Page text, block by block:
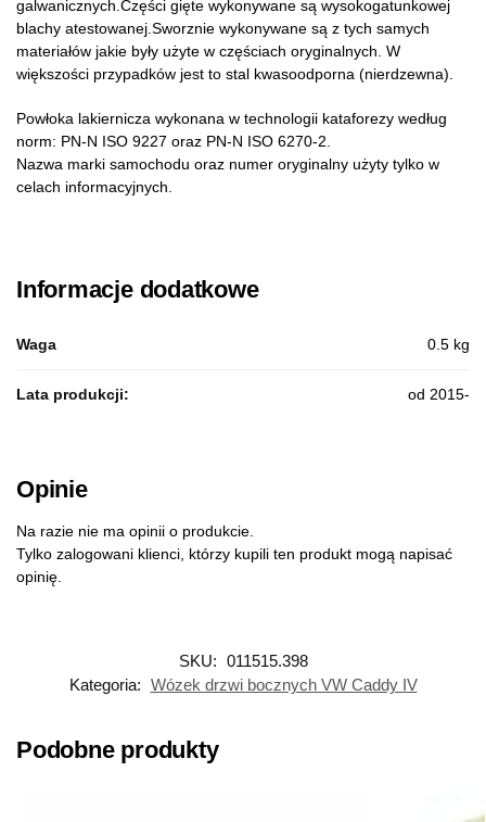
galwanicznych.Części gięte wykonywane są wysokogatunkowej
blachy atestowanej.Sworznie wykonywane są z tych samych
materiałów jakie były użyte w częściach oryginalnych. W
większości przypadków jest to stal kwasoodporna (nierdzewna).
Powłoka lakiernicza wykonana w technologii kataforezy według
norm: PN-N ISO 9227 oraz PN-N ISO 6270-2.
Nazwa marki samochodu oraz numer oryginalny użyty tylko w
celach informacyjnych.
Informacje dodatkowe
Waga 0.5 kg
Lata produkcji: od 2015-
Opinie
Na razie nie ma opinii o produkcie.
Tylko zalogowani klienci, którzy kupili ten produkt mogą napisać
opinię.
SKU: 011515.398
Kategoria: Wózek drzwi bocznych VW Caddy IV
Podobne produkty